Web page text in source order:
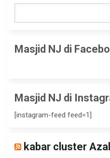
Masjid NJ di
Masjid NJ di
[instagram-feed feed=1]
kabar cluster